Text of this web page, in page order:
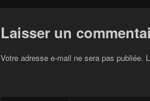
Laisser un
Votre adresse e-mail ne sera pas publiée.